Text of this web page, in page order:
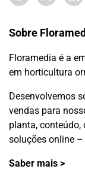
Sobre
Floramedia é a
em horticultura
Desenvolvemos
vendas para
planta, conteúdo,
soluções online
Saber mais >